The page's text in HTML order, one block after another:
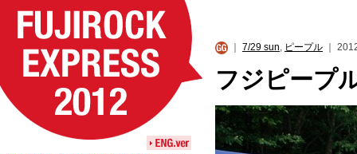
7/29 sun, ピープル ｜
フジピープ